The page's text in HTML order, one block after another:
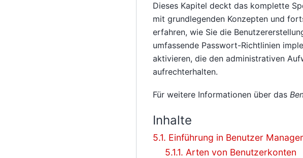
Dieses Kapitel deckt das komplette
mit grundlegenden Konzepten und
erfahren, wie Sie die
umfassende Passwort-Richtlinien
aktivieren, die den administrativen
aufrechterhalten.
Für weitere Informationen über das
Inhalte
5.1. Einführung in Benutzer
5.1.1. Arten von Benutzerkonten